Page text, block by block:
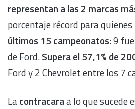
representan a las 2 marcas
porcentaje récord para quienes
últimos 15 campeonatos: 9
de Ford.Supera el 57,1% de
Ford y 2 Chevrolet entre los 7
Lacontracaraa lo que sucede